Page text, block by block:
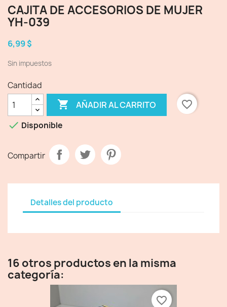
CAJITA DE ACCESORIOS DE MUJER
YH-039
6,99 $
Sin impuestos
Cantidad
 AÑADIR AL CARRITO
favorite_border
 Disponible
Compartir
Detalles del producto
16 otros productos en la misma
categoría:
favorite_border